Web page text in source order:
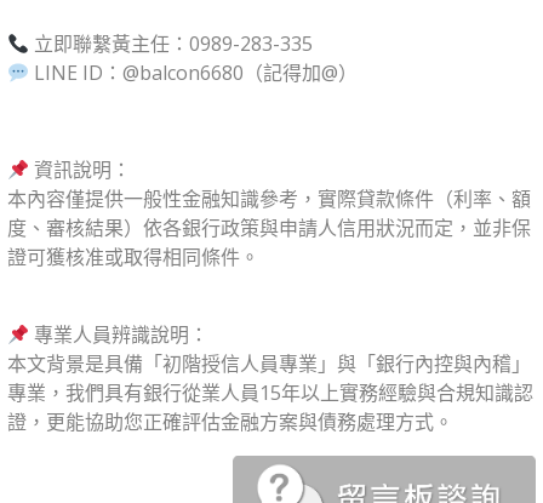
立即聯繫黃主任：0989-283-335
LINE ID：@balcon6680 （記得加@）
資訊說明：
本內容僅提供一般性金融知識參考，實際貸款條件（利率、額
度、審核結果）依各銀行政策與申請人信用狀況而定，並非保
證可獲核准或取得相同條件。
專業人員辨識說明：
本文背景是具備「初階授信人員專業」與「銀行內控與內稽」
專業，我們具有銀行從業人員15年以上實務經驗與合規知識認
證，更能協助您正確評估金融方案與債務處理方式。